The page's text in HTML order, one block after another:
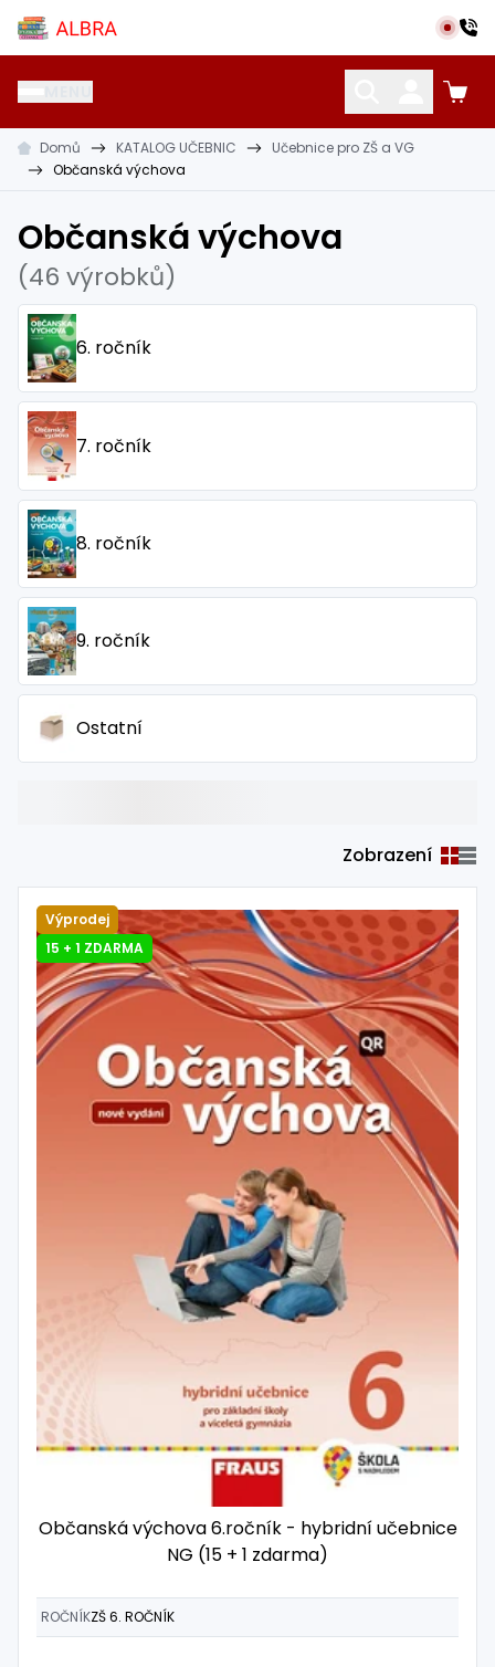
Přeskočit na hlavní obsah
Albra s.r.o.
KATALOG UČEBNIC OSTATNÍ POMŮCKY
Domů KATALOG UČEBNIC
Učebnice pro ZŠ a VG
Občanská výchova
Občanská výchova
(46 výrobků)
6. ročník
7. ročník
8. ročník
9. ročník
Ostatní
Zobrazení
Výprodej
15 + 1 ZDARMA
Občanská výchova 6.ročník - hybridní učebnice
NG (15 + 1 zdarma)
ROČNÍKZŠ 6. ROČNÍK